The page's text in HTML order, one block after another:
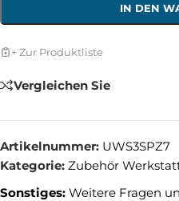
IN DEN
+ Zur Produktliste
Vergleichen Sie
Artikelnummer: UWS3SPZ7
Kategorie: Zubehör
Sonstiges: Weitere Fragen